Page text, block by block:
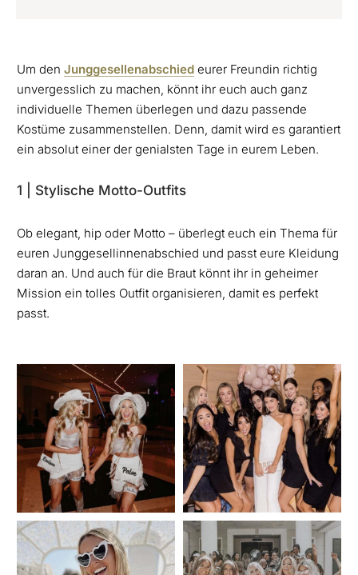
Um den Junggesellenabschied eurer Freundin richtig
unvergesslich zu machen, könnt ihr euch auch ganz
individuelle Themen überlegen und dazu passende
Kostüme zusammenstellen. Denn, damit wird es garantiert
ein absolut einer der genialsten Tage in eurem Leben.
1 | Stylische Motto-Outfits
Ob elegant, hip oder Motto – überlegt euch ein Thema für
euren Junggesellinnenabschied und passt eure Kleidung
daran an. Und auch für die Braut könnt ihr in geheimer
Mission ein tolles Outfit organisieren, damit es perfekt
passt.